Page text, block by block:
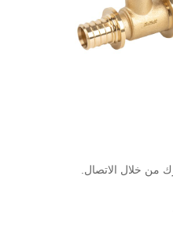
من خلال الاتصال.